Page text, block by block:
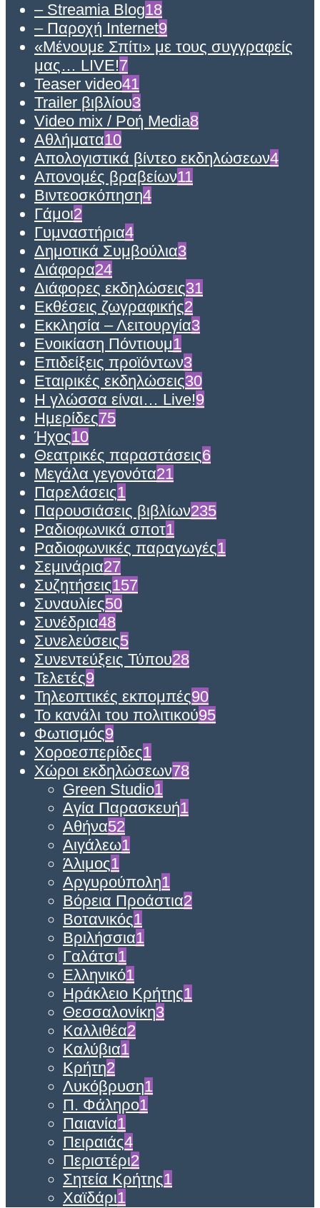
– Streamia Blog18
– Παροχή Internet9
«Μένουμε Σπίτι» με τους συγγραφείς
μας… LIVE!7
Teaser video41
Trailer βιβλίου3
Video mix / Ροή Media8
Αθλήματα10
Απολογιστικά βίντεο εκδηλώσεων4
Απονομές βραβείων11
Βιντεοσκόπηση4
Γάμοι2
Γυμναστήρια4
Δημοτικά Συμβούλια3
Διάφορα24
Διάφορες εκδηλώσεις31
Εκθέσεις ζωγραφικής2
Εκκλησία – Λειτουργία3
Ενοικίαση Πόντιουμ1
Επιδείξεις προϊόντων3
Εταιρικές εκδηλώσεις30
Η γλώσσα είναι… Live!9
Ημερίδες75
Ήχος10
Θεατρικές παραστάσεις6
Μεγάλα γεγονότα21
Παρελάσεις1
Παρουσιάσεις βιβλίων235
Ραδιοφωνικά σποτ1
Ραδιοφωνικές παραγωγές1
Σεμινάρια27
Συζητήσεις157
Συναυλίες50
Συνέδρια48
Συνελεύσεις5
Συνεντεύξεις Τύπου28
Τελετές9
Τηλεοπτικές εκπομπές90
Το κανάλι του πολιτικού95
Φωτισμός9
Χοροεσπερίδες1
Χώροι εκδηλώσεων78
Green Studio1
Αγία Παρασκευή1
Αθήνα52
Αιγάλεω1
Άλιμος1
Αργυρούπολη1
Βόρεια Προάστια2
Βοτανικός1
Βριλήσσια1
Γαλάτσι1
Ελληνικό1
Ηράκλειο Κρήτης1
Θεσσαλονίκη3
Καλλιθέα2
Καλύβια1
Κρήτη2
Λυκόβρυση1
Π. Φάληρο1
Παιανία1
Πειραιάς4
Περιστέρι2
Σητεία Κρήτης1
Χαϊδάρι1